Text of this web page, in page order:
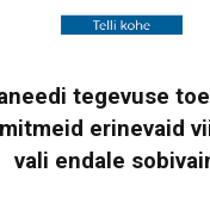
tegevuse
mitmeid erinevaid
vali endale